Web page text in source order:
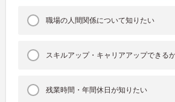
職場の人間関係について知りたい
スキルアップ・キャリアアップできる
残業時間・年間休日が知りたい